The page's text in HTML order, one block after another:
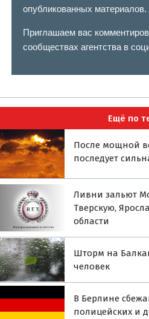
опубликованных материалов.
Приглашаем вас
сообществах агентства в
Ещё по
После мощной
последует
Ливни зальют
Тверскую,
области
Шторм на
человек
В Берлине
полицейских и